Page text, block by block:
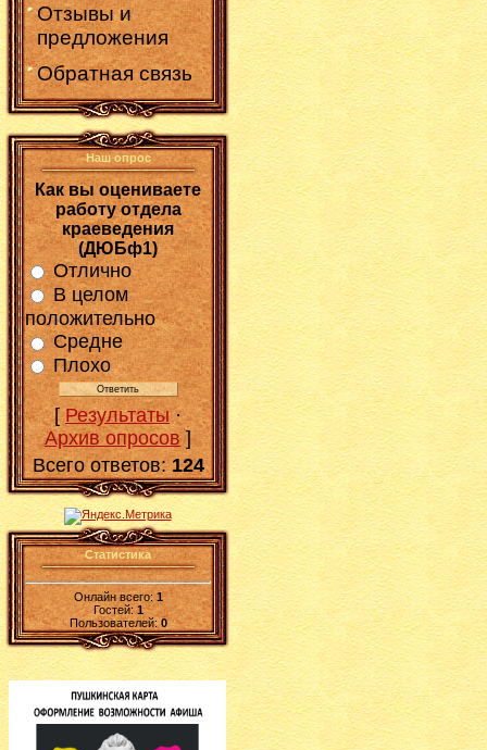
Отзывы и
предложения
Обратная связь
Наш опрос
Как вы оцениваете
работу отдела
краеведения
(ДЮБф1)
Отлично
В целом
положительно
Средне
Плохо
[Результаты·
Архив опросов]
Всего ответов: 124
Статистика
Онлайн всего:1
Гостей:1
Пользователей: 0